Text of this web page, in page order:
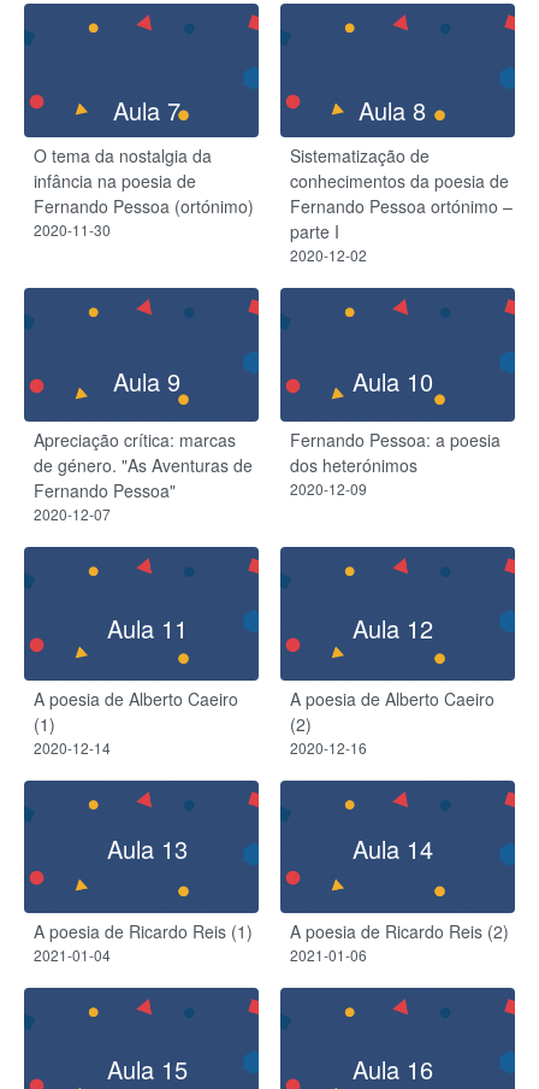
Aula 7
O tema da nostalgia da
infância na poesia de
Fernando Pessoa (ortónimo)
2020-11-30
Aula 8
Sistematização de
conhecimentos da poesia de
Fernando Pessoa ortónimo –
parte I
2020-12-02
Aula 9
Apreciação crítica: marcas
de género. "As Aventuras de
Fernando Pessoa"
2020-12-07
Aula 10
Fernando Pessoa: a poesia
dos heterónimos
2020-12-09
Aula 11
A poesia de Alberto Caeiro
(1)
2020-12-14
Aula 12
A poesia de Alberto Caeiro
(2)
2020-12-16
Aula 13
A poesia de Ricardo Reis (1)
2021-01-04
Aula 14
A poesia de Ricardo Reis (2)
2021-01-06
Aula 15 Aula 16